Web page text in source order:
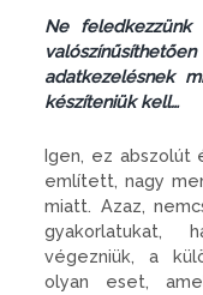
Ne feledkezzünk
adatkezelésnek
készíteniük kell…
Igen, ez abszolút
említett, nagy
miatt. Azaz,
gyakorlatukat,
végezniük, a
olyan eset,